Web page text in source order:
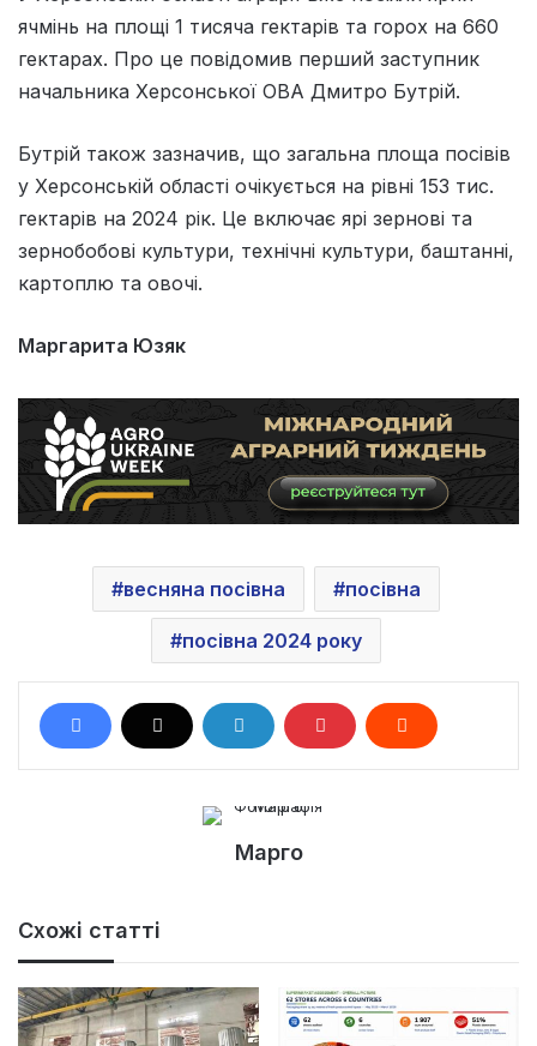
ячмінь на площі 1 тисяча гектарів та горох на 660
гектарах. Про це повідомив перший заступник
начальника Херсонської ОВА Дмитро Бутрій.
Бутрій також зазначив, що загальна площа посівів
у Херсонській області очікується на рівні 153 тис.
гектарів на 2024 рік. Це включає ярі зернові та
зернобобові культури, технічні культури, баштанні,
картоплю та овочі.
Маргарита Юзяк
весняна посівна посівна
посівна 2024 року
Марго
Схожі статті